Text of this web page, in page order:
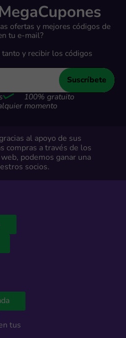
ofertas y mejores códigos de
tu e-mail?
tanto y recibir los códigos
Suscríbete
100% gratuito
momento
al apoyo de sus
compras a través de los
podemos ganar una
socios.
tus